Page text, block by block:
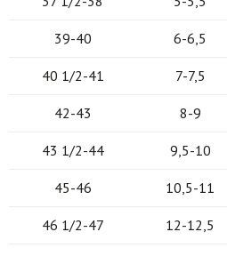
39-40 6-6,5
40 1/2-41 7-7,5
42-43 8-9
43 1/2-44 9,5-10
45-46 10,5-11
46 1/2-47 12-12,5